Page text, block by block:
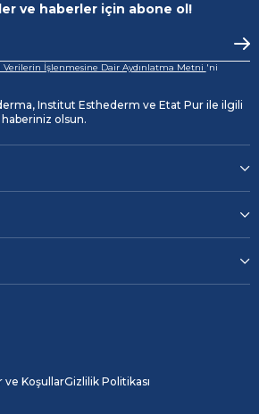
ve haberler için abone ol!
Verilerin İşlenmesine Dair Aydınlatma Metni 'ni
Institut Esthederm ve Etat Pur ile ilgili
olsun.
ve KoşullarGizlilik Politikası